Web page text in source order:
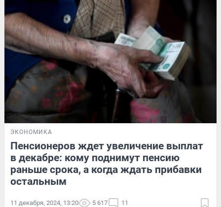
ЭКОНОМИКА
Пенсионеров ждет увеличение выплат
в декабре: кому поднимут пенсию
раньше срока, а когда ждать прибавки
остальным
11 декабря, 2024, 13:20 5 617 11